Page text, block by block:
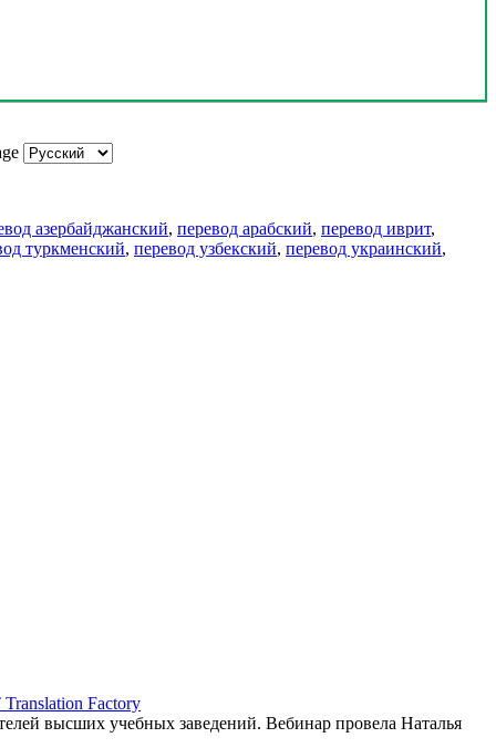
азербайджанский, перевод арабский, перевод иврит,
туркменский, перевод узбекский, перевод украинский,
Factory
высших учебных заведений. Вебинар провела Наталья